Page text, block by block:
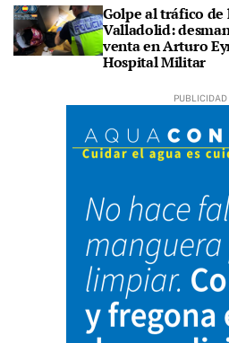
Golpe al tráfico de
Valladolid:
venta en Arturo
Hospital Militar